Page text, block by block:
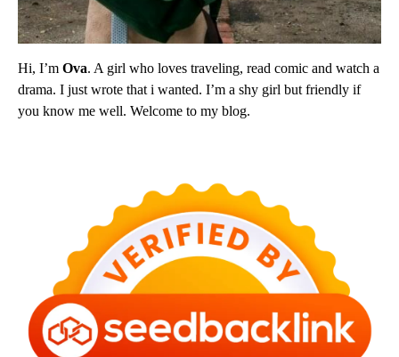
Hi, I’m Ova. A girl who loves traveling, read comic and watch a
drama. I just wrote that i wanted. I’m a shy girl but friendly if
you know me well. Welcome to my blog.